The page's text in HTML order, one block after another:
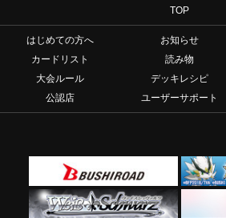
TOP
はじめての方へ お知らせ
カードリスト
読み物
大会ルール
デッキレシピ
公認店
ユーザーサポート